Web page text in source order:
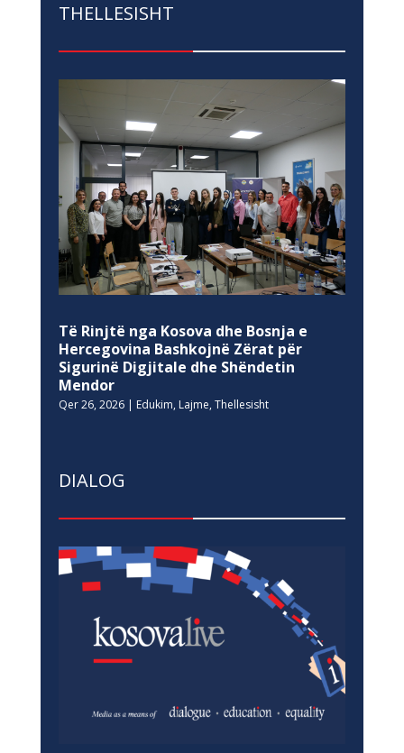
THELLESISHT
Të Rinjtë nga Kosova dhe Bosnja e
Hercegovina Bashkojnë Zërat për
Sigurinë Digjitale dhe Shëndetin
Mendor
Qer 26, 2026| Edukim, Lajme, Thellesisht
DIALOG